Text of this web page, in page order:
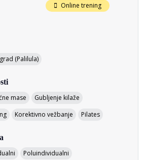
Online trening
(Palilula)
mase
Gubljenje kilaže
Korektivno vežbanje Pilates
Poluindividualni